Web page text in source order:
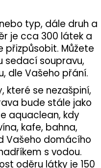
typ, dále druh a
je cca 300 látek a
přizpůsobit. Můžete
sedací soupravu,
dle Vašeho přání.
které se nezašpiní,
bude stále jako
aquaclean, kdy
kafe, bahna,
Vašeho domácího
s vodou.
oděru látky je 150